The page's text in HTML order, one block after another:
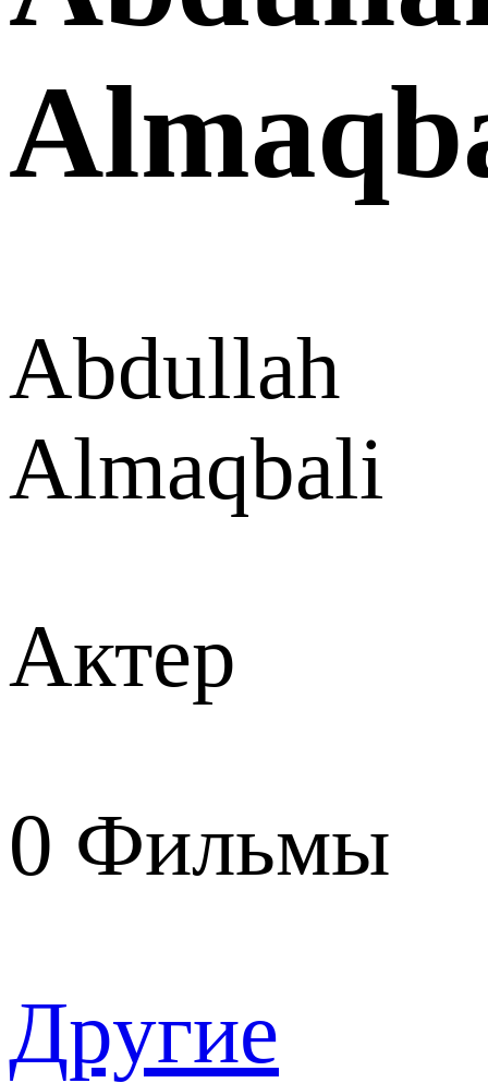
Abdullah
Almaqbali
Актер
0 Фильмы
Другие